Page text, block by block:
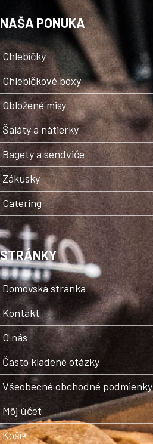
NAŠA PONUKA
Chlebíčky
Chlebíčkové boxy
Obložené misy
Šaláty a nátierky
Bagety a sendviče
Zákusky
Catering
STRÁNKY
Domovská stránka
Kontakt
O nás
Často kladené otázky
Všeobecné obchodné podmienky
Môj účet
Košík